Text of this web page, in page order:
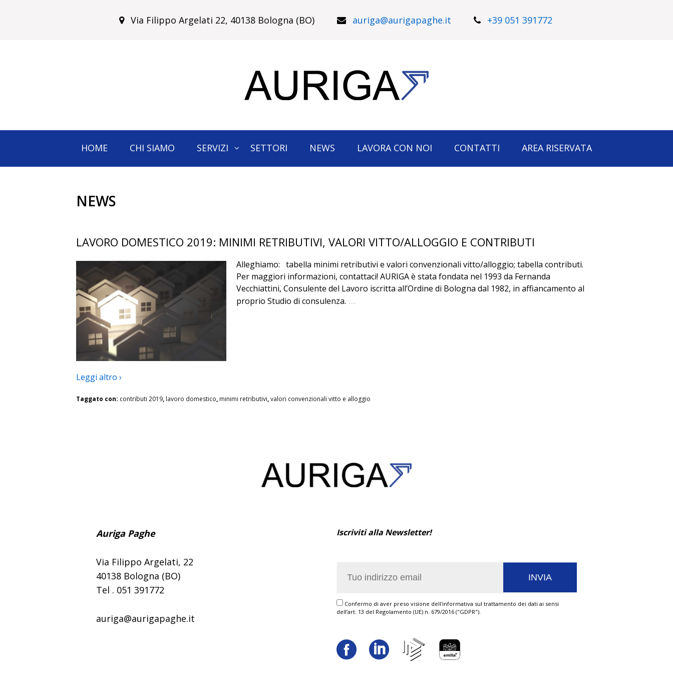
Via Filippo Argelati 22, 40138 Bologna (BO) auriga@aurigapaghe.it +39 051 391772
HOME CHI SIAMO SERVIZI SETTORI NEWS LAVORA CON NOI CONTATTI AREA RISERVATA
NEWS
LAVORO DOMESTICO 2019: MINIMI RETRIBUTIVI, VALORI VITTO/ALLOGGIO E CONTRIBUTI
Alleghiamo: tabella minimi retributivi e valori convenzionali vitto/alloggio; tabella contributi.
Per maggiori informazioni, contattaci! AURIGA è stata fondata nel 1993 da Fernanda
Vecchiattini, Consulente del Lavoro iscritta all’Ordine di Bologna dal 1982, in affiancamento al
proprio Studio di consulenza. …
Leggi altro ›
Taggato con: contributi 2019, lavoro domestico, minimi retributivi,valori convenzionali vitto e alloggio
Auriga Paghe
Via Filippo Argelati, 22
40138 Bologna (BO)
Tel . 051 391772
auriga@aurigapaghe.it
Iscriviti alla Newsletter!
Confermo di aver preso visione dell'informativa sul trattamento dei dati ai sensi
dell’art. 13 del Regolamento (UE) n. 679/2016 ("GDPR").